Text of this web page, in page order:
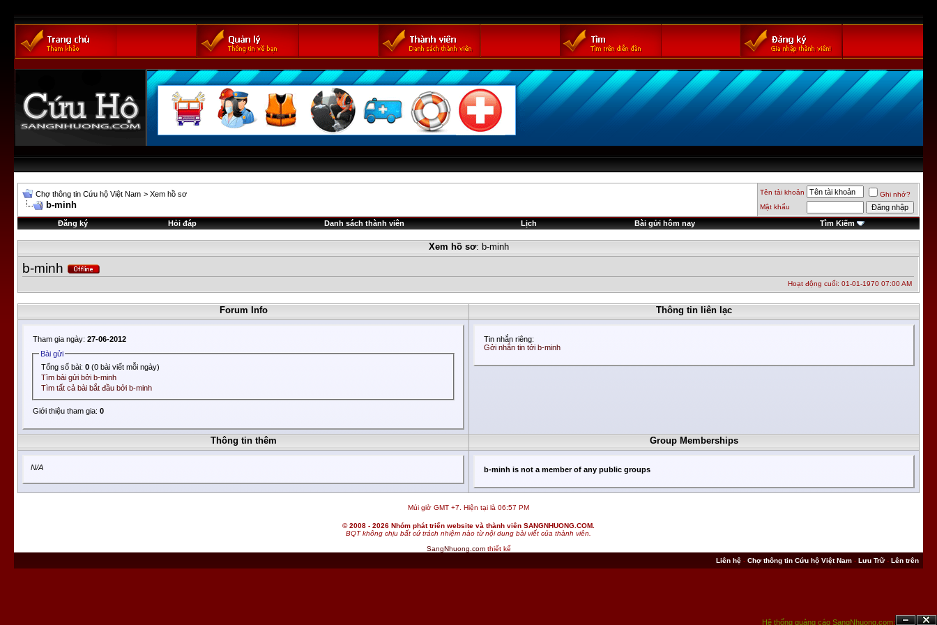
Chợ thông tin Cứu hộ Việt Nam > Xem hồ sơ
b-minh
Tên tài khoản
Ghi nhớ?
Mật khẩu
Đăng ký Hỏi đáp Danh sách thành viên Lịch Bài gửi hôm nay Tìm Kiếm
Xem hồ sơ: b-minh
b-minh
Hoạt động cuối: 01-01-1970 07:00 AM
Forum Info Thông tin liên lạc
Tham gia ngày: 27-06-2012
Bài gửi
Tổng số bài:0 (0 bài viết mỗi ngày)
Tìm bài gửi bởi b-minh
Tìm tất cả bài bắt đầu bởi b-minh
Giới thiệu tham gia: 0
Tin nhắn riêng:
Gởi nhắn tin tới b-minh
Thông tin thêm Group Memberships
N/A b-minh is not a member of any public groups
Hệ thống quảng cáo SangNhuong.com;
Múi giờ GMT +7. Hiện tại là 06:57 PM
© 2008 - 2026 Nhóm phát triển website và thành viên SANGNHUONG.COM.
BQT không chịu bất cứ trách nhiệm nào từ nội dung bài viết của thành viên.
SangNhuong.comthiết kế
Liên hệ - Chợ thông tin Cứu hộ Việt Nam - Lưu Trữ- Lên trên